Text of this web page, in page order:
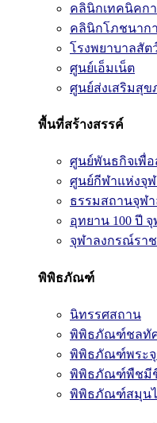
คลินิกเทคนิคก
คลินิกโภชนาก
โรงพยาบาลสัต
ศูนย์เอ็มเน็ต
ศูนย์ส่งเสริมสุข
พื้นที่สร้างสรรค์
ศูนย์พันธกิจเพื่อ
ศูนย์กีฬาแห่งจุ
ธรรมสถานจุฬ
อุทยาน 100 ปี จุ
จุฬาลงกรณ์รา
พิพิธภัณฑ์
นิทรรศสถาน
พิพิธภัณฑ์ชลทั
พิพิธภัณฑ์พระ
พิพิธภัณฑ์พืชมี
พิพิธภัณฑ์สมุน